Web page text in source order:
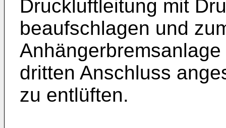
Druckluftleitung mit
beaufschlagen und
dritten Anschluss
zu entlüften.